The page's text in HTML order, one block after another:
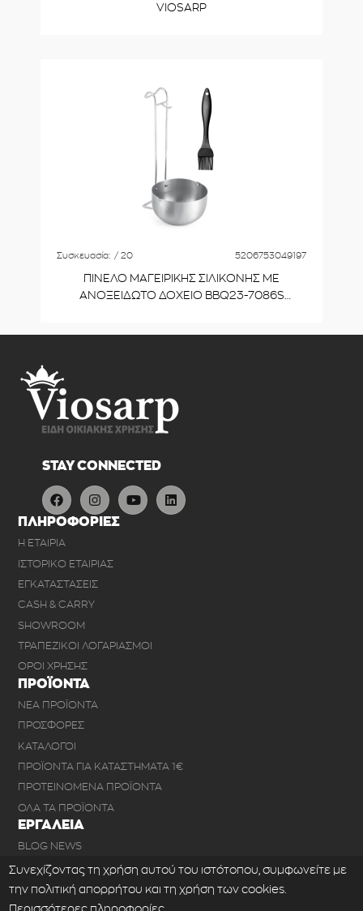
VIOSARP
Συσκευασία: / 20 5206753049197
ΠΙΝΕΛΟ ΜΑΓΕΙΡΙΚΗΣ ΣΙΛΙΚΟΝΗΣ ΜΕ
ΑΝΟΞΕΙΔΩΤΟ ΔΟΧΕΙΟ BBQ23-7086S
STAY CONNECTED
ΠΛΗΡΟΦΟΡΙΕΣ
Η ΕΤΑΙΡΙΑ
ΙΣΤΟΡΙΚΟ ΕΤΑΙΡΙΑΣ
ΕΓΚΑΤΑΣΤΑΣΕΙΣ
CASH & CARRY
SHOWROOM
ΤΡΑΠΕΖΙΚΟΙ ΛΟΓΑΡΙΑΣΜΟΙ
ΟΡΟΙ ΧΡΗΣΗΣ
ΠΡΟΪΟΝΤΑ
ΝΕΑ ΠΡΟΪΟΝΤΑ
ΠΡΟΣΦΟΡΕΣ
ΚΑΤΑΛΟΓΟΙ
ΠΡΟΪΟΝΤΑ ΓΙΑ ΚΑΤΑΣΤΗΜΑΤΑ 1€
ΠΡΟΤΕΙΝΟΜΕΝΑ ΠΡΟΪΟΝΤΑ
ΟΛΑ ΤΑ ΠΡΟΪΟΝΤΑ
ΕΡΓΑΛΕΙΑ
BLOG NEWS
ΣΥΧΝΕΣ ΕΡΩΤΗΣΕΙΣ
ΕΠΙΚΟΙΝΩΝΙΑ
ΕΞΑΓΩΓΗ ΑΡΧΕΙΟΥ XML
Συνεχίζοντας τη χρήση αυτού του ιστότοπου, συμφωνείτε με
την πολιτική απορρήτου και τη χρήση των cookies.